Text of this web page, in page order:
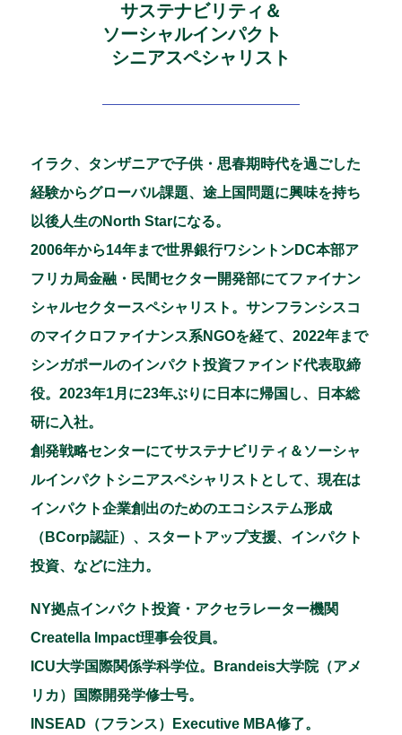
サステナビリティ＆
ソーシャルインパクト
シニアスペシャリスト
イラク、タンザニアで子供・思春期時代を過ごした
経験からグローバル課題、途上国問題に興味を持ち
以後人生のNorth Starになる。
2006年から14年まで世界銀行ワシントンDC本部ア
フリカ局金融・民間セクター開発部にてファイナン
シャルセクタースペシャリスト。サンフランシスコ
のマイクロファイナンス系NGOを経て、2022年まで
シンガポールのインパクト投資ファインド代表取締
役。2023年1月に23年ぶりに日本に帰国し、日本総
研に入社。
創発戦略センターにてサステナビリティ＆ソーシャ
ルインパクトシニアスペシャリストとして、現在は
インパクト企業創出のためのエコシステム形成
（BCorp認証）、スタートアップ支援、インパクト
投資、などに注力。
NY拠点インパクト投資・アクセラレーター機関
Creatella Impact理事会役員。
ICU大学国際関係学科学位。Brandeis大学院（アメ
リカ）国際開発学修士号。
INSEAD（フランス）Executive MBA修了。